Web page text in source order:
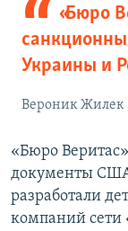
«Бюро
Украины и
Вероник Жилек
«Бюро
документы
разработали
компаний сети